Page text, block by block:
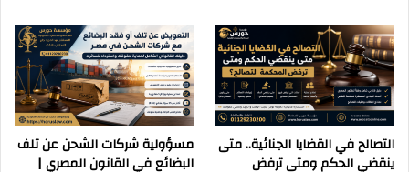
التصالح في القضايا الجنائية.. متى
ينقضي الحكم ومتى ترفض
مسؤولية شركات الشحن عن تلف
البضائع في القانون المصري |